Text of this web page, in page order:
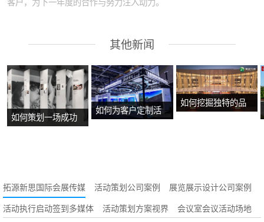
其他新闻
如何策划一场成功
如何为客户定制活
如何挖掘独特的品
拓源新思国际会展传媒 活动策划公司案例
展览展示设计公司案例
活动执行启动签到多媒体
活动策划方案视界 会议室会议活动场地